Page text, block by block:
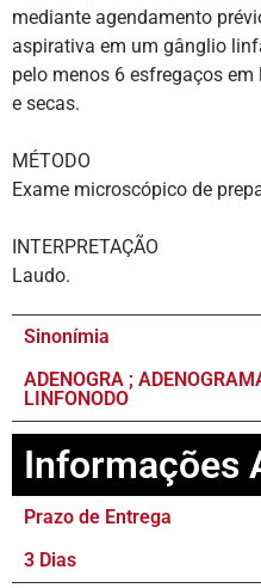
mediante agendamento
aspirativa em um gânglio
pelo menos 6 esfregaços
e secas.
MÉTODO
Exame microscópico de
INTERPRETAÇÃO
Laudo.
Sinonímia
ADENOGRA ;
LINFONODO
Informações
Prazo de Entrega
3 Dias